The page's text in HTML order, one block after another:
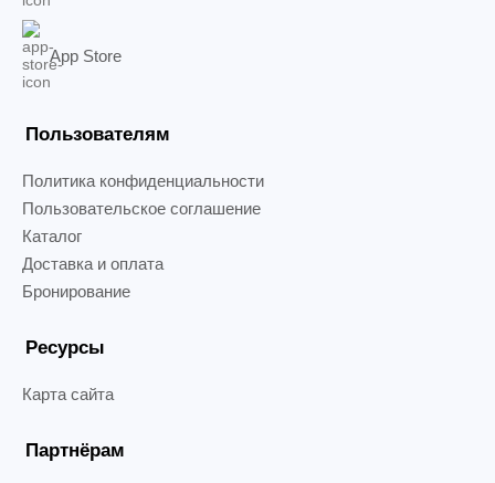
App Store
Пользователям
Политика конфиденциальности
Пользовательское соглашение
Каталог
Доставка и оплата
Бронирование
Ресурсы
Карта сайта
Партнёрам